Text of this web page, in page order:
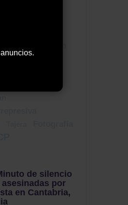
de silencio
por
en Cantabria,